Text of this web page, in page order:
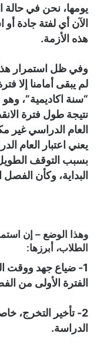
يومها، نحن في حالة
الآن أي لفتة جادة
هذه الأزمة.
وفي ظل استمرار هذا
لم يبقى أمامنا إلا
“سنة اكاديمية”،
نتيجة طول فترة
العام الدراسي غير
يعني اعتبار العام
بسبب التوقف
البداية، وكأن
وهذا الوضع – إن
الطلاب، أبرزها:
1- ضياع جهد ووقت
الفترة الأولى من
2- تأخير التخرج،
الدراسة.